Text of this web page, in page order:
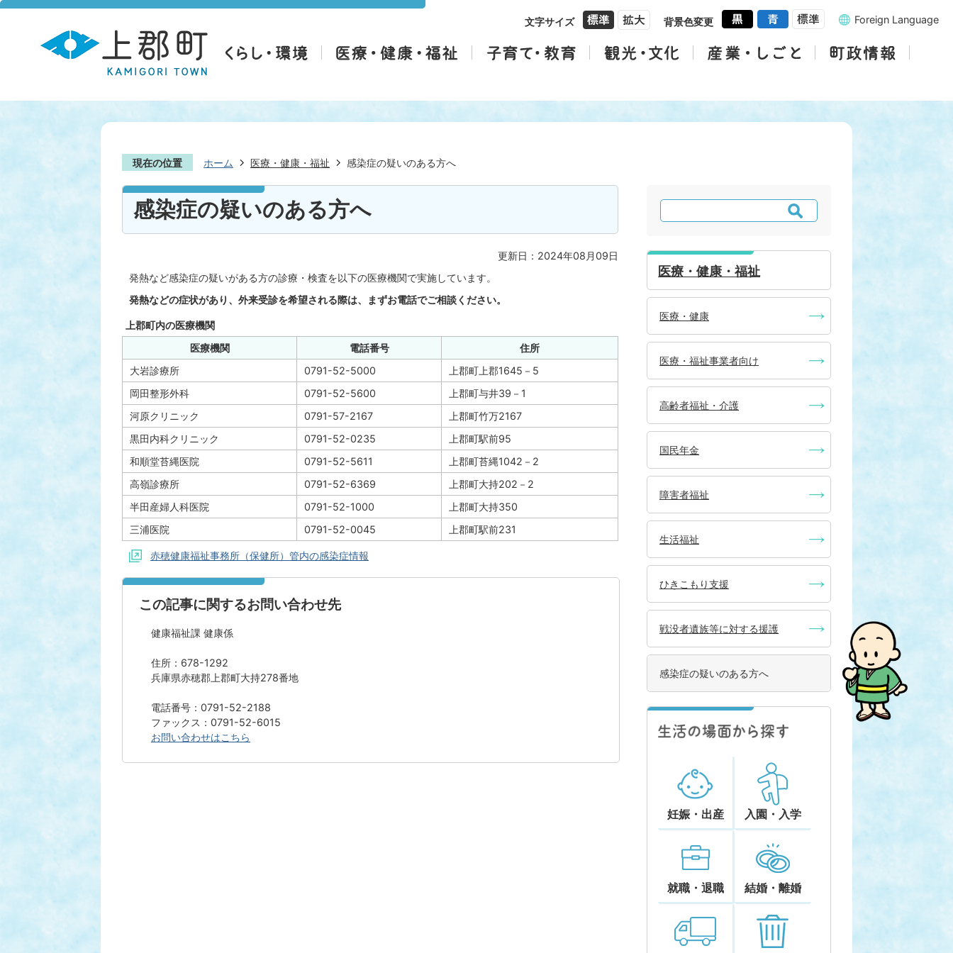
文字サイズ 背景色変更 Foreign Language
現在の位置 ホーム 医療・健康・福祉 感染症の疑いのある方へ
感染症の疑いのある方へ
更新日：2024年08月09日
発熱など感染症の疑いがある方の診療・検査を以下の医療機関で実施しています。
発熱などの症状があり、外来受診を希望される際は、まずお電話でご相談ください。
上郡町内の医療機関
医療機関
電話番号
住所
大岩診療所
0791-52-5000
上郡町上郡1645－5
岡田整形外科
0791-52-5600
上郡町与井39－1
河原クリニック
0791-57-2167
上郡町竹万2167
黒田内科クリニック
0791-52-0235
上郡町駅前95
和順堂苔縄医院
0791-52-5611
上郡町苔縄1042－2
高嶺診療所
0791-52-6369
上郡町大持202－2
半田産婦人科医院
0791-52-1000
上郡町大持350
三浦医院
0791-52-0045 上郡町駅前231
赤穂健康福祉事務所（保健所）管内の感染症情報
この記事に関するお問い合わせ先
健康福祉課 健康係
住所：678-1292
兵庫県赤穂郡上郡町大持278番地
電話番号：0791-52-2188
ファックス：0791-52-6015
お問い合わせはこちら
検
索
医療・健康・福祉
医療・健康
医療・福祉事業者向け
高齢者福祉・介護
国民年金
障害者福祉
生活福祉
ひきこもり支援
戦没者遺族等に対する援護
感染症の疑いのある方へ
妊娠・出産 入園・入学
就職・退職 結婚・離婚